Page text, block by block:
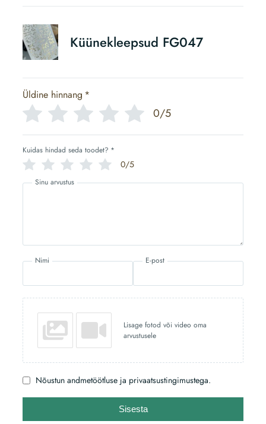
Küünekleepsud FG047
Üldine hinnang *
0/5
Kuidas hindad seda toodet? *
0/5
Sinu arvustus
Nimi E-post
Lisage fotod või video oma
arvustusele
Nõustun andmetöötluse ja privaatsustingimustega.
Sisesta